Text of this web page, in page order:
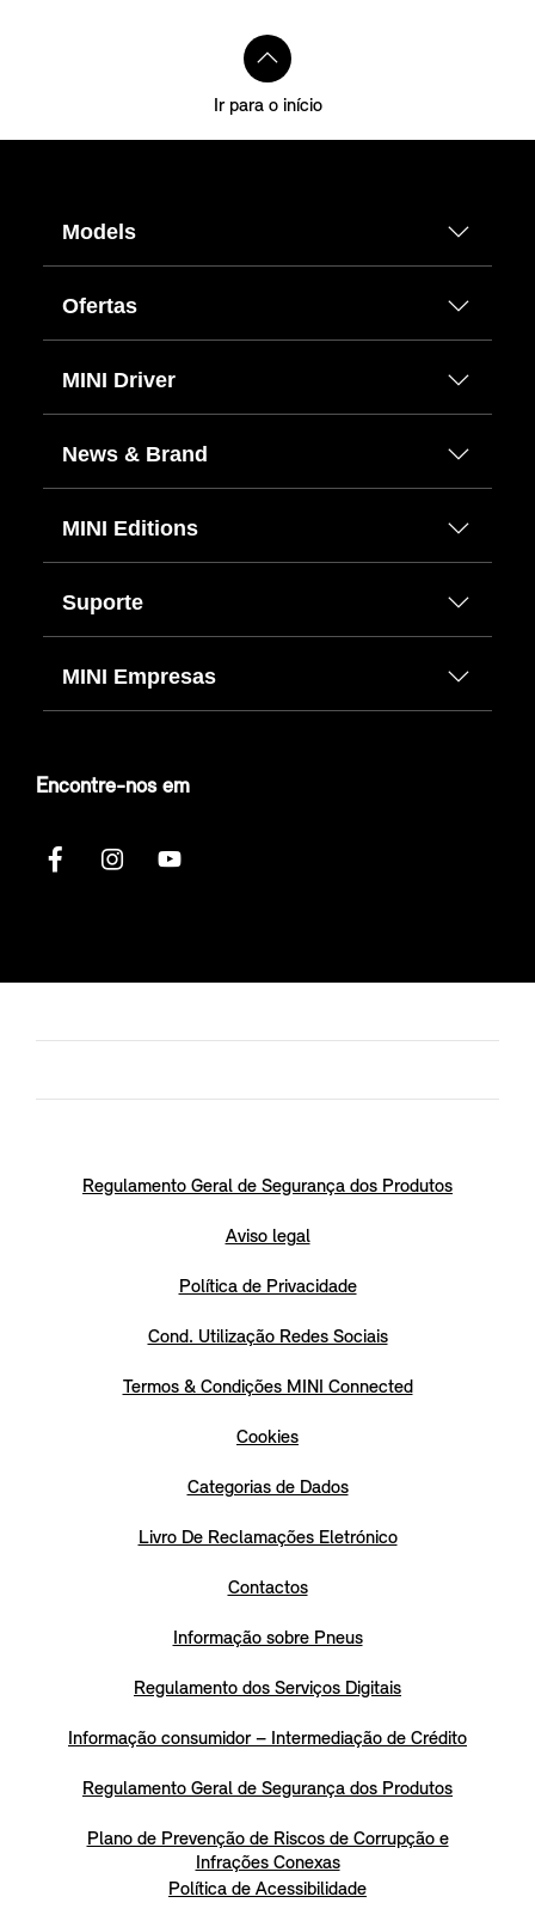
Ir para o início
Models
Ofertas
MINI Driver
News & Brand
MINI Editions
Suporte
MINI Empresas
Encontre-nos em
Regulamento Geral de Segurança dos Produtos
Aviso legal
Política de Privacidade
Cond. Utilização Redes Sociais
Termos & Condições MINI Connected
Cookies
Categorias de Dados
Livro De Reclamações Eletrónico
Contactos
Informação sobre Pneus
Regulamento dos Serviços Digitais
Informação consumidor – Intermediação de Crédito
Regulamento Geral de Segurança dos Produtos
Plano de Prevenção de Riscos de Corrupção e
Infrações Conexas
Política de Acessibilidade